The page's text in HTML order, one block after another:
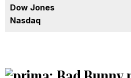
Dow Jones
Nasdaq